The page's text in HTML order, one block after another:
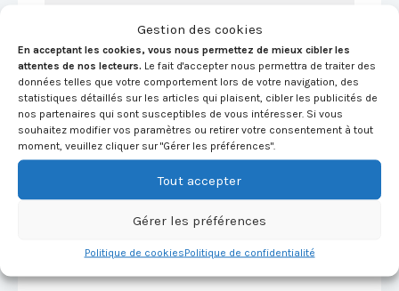
Gestion des cookies
En acceptant les cookies, vous nous permettez de mieux cibler les
attentes de nos lecteurs. Le fait d'accepter nous permettra de traiter des
données telles que votre comportement lors de votre navigation, des
statistiques détaillés sur les articles qui plaisent, cibler les publicités de
nos partenaires qui sont susceptibles de vous intéresser. Si vous
souhaitez modifier vos paramètres ou retirer votre consentement à tout
moment, veuillez cliquer sur "Gérer les préférences".
Tout accepter
Gérer les préférences
Politique de cookiesPolitique de confidentialité
Alternative: